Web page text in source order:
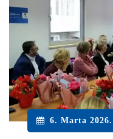
6. Marta 2026.